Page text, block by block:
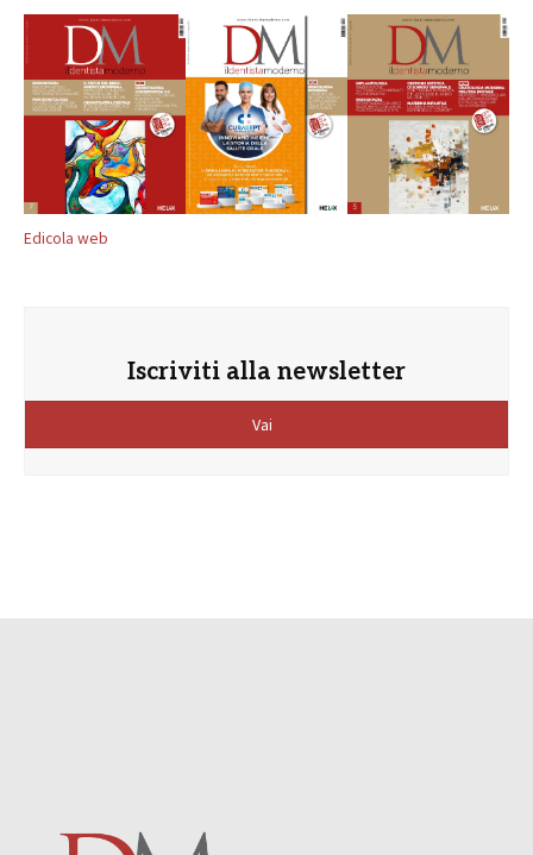
Edicola web
Iscriviti alla newsletter
Vai